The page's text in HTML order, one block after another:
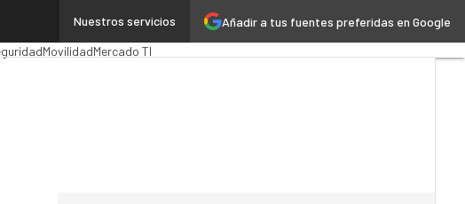
Añadir a tus fuentes preferidas en Google
Nuestros servicios
PúblicaMarTechCloud
MovilidadMercado TI